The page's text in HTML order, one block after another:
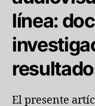
línea:
El presente